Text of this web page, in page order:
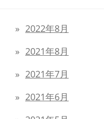
2022年8月
2021年8月
2021年7月
2021年6月